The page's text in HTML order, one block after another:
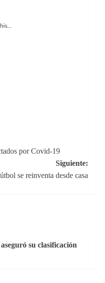
por Covid-19
Siguiente:
se reinventa desde casa
su clasificación